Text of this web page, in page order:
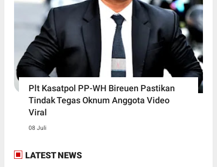
Plt Kasatpol PP-WH Bireuen Pastikan
Tindak Tegas Oknum Anggota Video
Viral
08 Juli
LATEST NEWS